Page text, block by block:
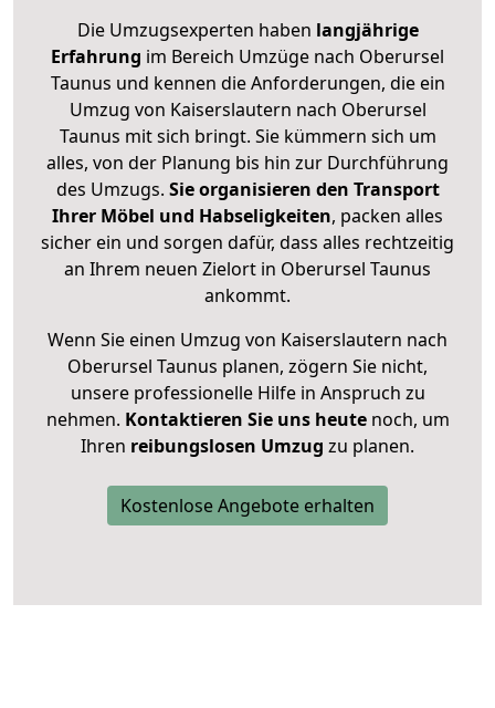
Die Umzugsexperten haben langjährige
Erfahrung im Bereich Umzüge nach Oberursel
Taunus und kennen die Anforderungen, die ein
Umzug von Kaiserslautern nach Oberursel
Taunus mit sich bringt. Sie kümmern sich um
alles, von der Planung bis hin zur Durchführung
des Umzugs. Sie organisieren den Transport
Ihrer Möbel und Habseligkeiten, packen alles
sicher ein und sorgen dafür, dass alles rechtzeitig
an Ihrem neuen Zielort in Oberursel Taunus
ankommt.
Wenn Sie einen Umzug von Kaiserslautern nach
Oberursel Taunus planen, zögern Sie nicht,
unsere professionelle Hilfe in Anspruch zu
nehmen. Kontaktieren Sie uns heutenoch, um
Ihren reibungslosen Umzug zu planen.
Kostenlose Angebote erhalten